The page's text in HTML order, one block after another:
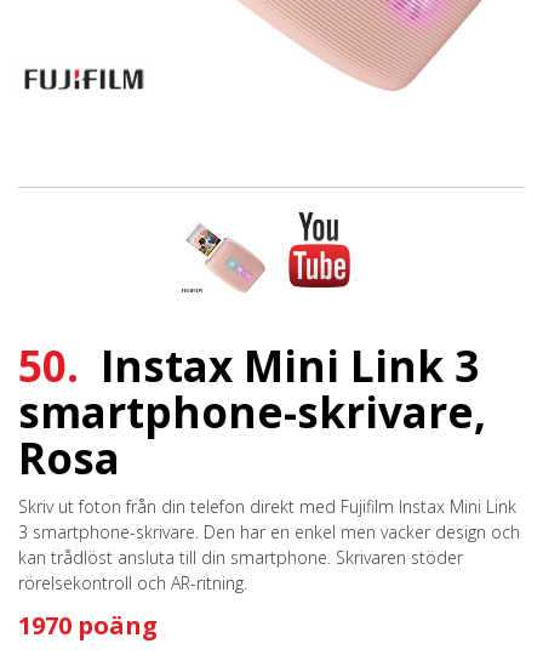
50. Instax Mini Link 3
smartphone-skrivare,
Rosa
Skriv ut foton från din telefon direkt med Fujifilm Instax Mini Link
3 smartphone-skrivare. Den har en enkel men vacker design och
kan trådlöst ansluta till din smartphone. Skrivaren stöder
rörelsekontroll och AR-ritning.
1970 poäng